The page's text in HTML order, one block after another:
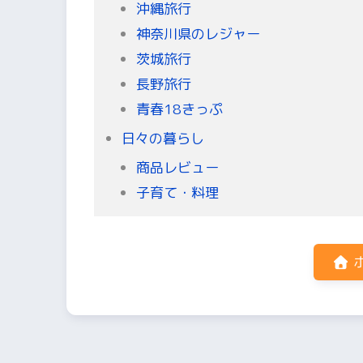
沖縄旅行
神奈川県のレジャー
茨城旅行
長野旅行
青春18きっぷ
日々の暮らし
商品レビュー
子育て・料理